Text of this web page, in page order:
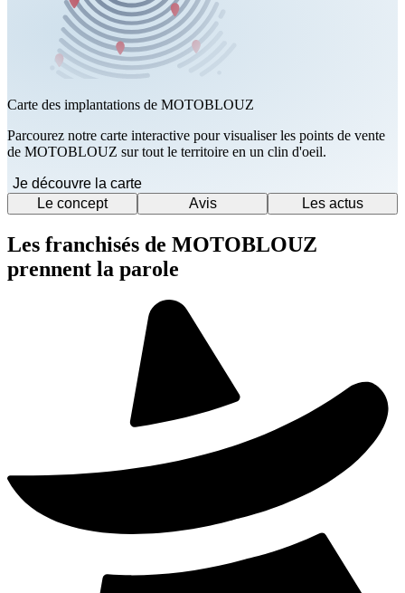
Carte des implantations de MOTOBLOUZ
Parcourez notre carte interactive pour visualiser les points de vente
de MOTOBLOUZ sur tout le territoire en un clin d'oeil.
Je découvre la carte
Le concept
Avis Les actus
Les franchisés de MOTOBLOUZ
prennent la parole